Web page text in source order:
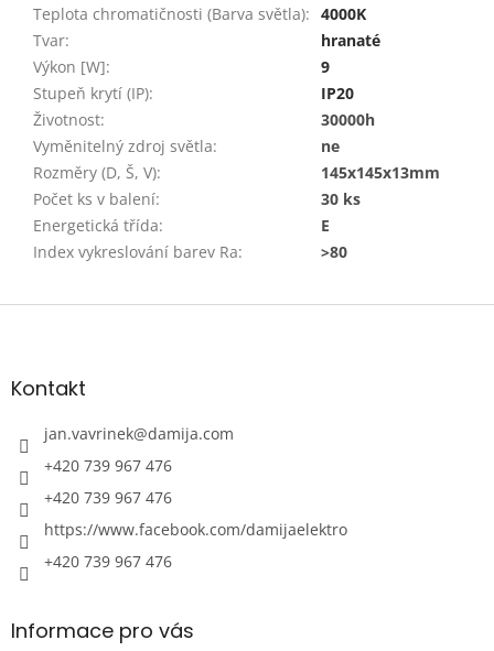
Teplota chromatičnosti (Barva světla): 4000K
Tvar:
hranaté
Výkon [W]:
9
Stupeň krytí (IP):
IP20
Životnost:
30000h
Vyměnitelný zdroj světla:
ne
Rozměry (D, Š, V):
145x145x13mm
Počet ks v balení:
30 ks
Energetická třída:
E
Index vykreslování barev Ra: >80
Z
aKontakt
jan.vavrinek@damija.com
+420 739 967 476
+420 739 967 476
https://www.facebook.com/damijaelektro
+420 739 967 476
Informace pro vás